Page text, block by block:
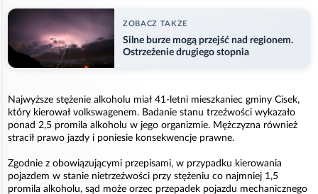
ZOBACZ TAKZE
Silne burze mogą przejść nad regionem.
Ostrzeżenie drugiego stopnia
Najwyższe stężenie alkoholu miał 41-letni mieszkaniec gminy Cisek,
który kierował volkswagenem. Badanie stanu trzeźwości wykazało
ponad 2,5 promila alkoholu w jego organizmie. Mężczyzna również
stracił prawo jazdy i poniesie konsekwencje prawne.
Zgodnie z obowiązującymi przepisami, w przypadku kierowania
pojazdem w stanie nietrzeźwości przy stężeniu co najmniej 1,5
promila alkoholu, sąd może orzec przepadek pojazdu mechanicznego